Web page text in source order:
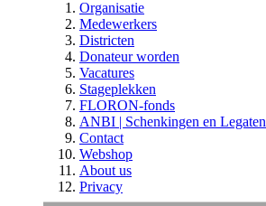
Organisatie
Medewerkers
Districten
Donateur worden
Vacatures
Stageplekken
FLORON-fonds
ANBI | Schenkingen en Legaten
Contact
Webshop
About us
Privacy